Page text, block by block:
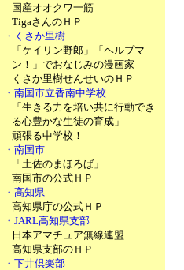
国産オオクワ一筋
TigaさんのＨＰ
・くさか里樹
「ケイリン野郎」「ヘルプマ
ン！」でおなじみの漫画家
くさか里樹せんせいのＨＰ
・南国市立香南中学校
「生きる力を培い共に行動でき
る心豊かな生徒の育成」
頑張る中学校！
・南国市
「土佐のまほろば」
南国市の公式ＨＰ
・高知県
高知県庁の公式ＨＰ
・JARL高知県支部
日本アマチュア無線連盟
高知県支部のＨＰ
・下井倶楽部